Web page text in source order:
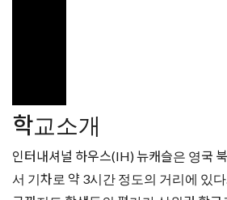
퓨터실을 개방하고 있다. 학생들이 다양
주변 다른 도시인 스코틀랜드, 요크, 더
제공하고 있다.